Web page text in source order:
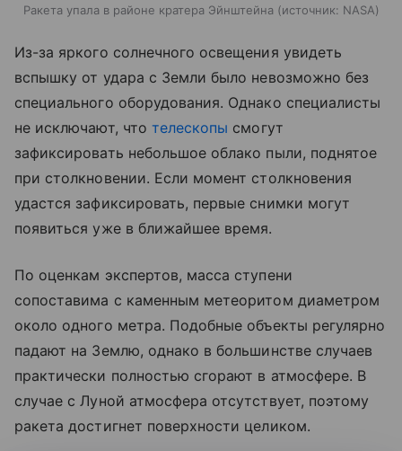
Ракета упала в районе кратера Эйнштейна источник: NASA
Из-за яркого солнечного освещения увидеть
вспышку от удара с Земли было невозможно без
специального оборудования. Однако специалисты
не исключают, что телескопы смогут
зафиксировать небольшое облако пыли, поднятое
при столкновении. Если момент столкновения
удастся зафиксировать, первые снимки могут
появиться уже в ближайшее время.
По оценкам экспертов, масса ступени
сопоставима с каменным метеоритом диаметром
около одного метра. Подобные объекты регулярно
падают на Землю, однако в большинстве случаев
практически полностью сгорают в атмосфере. В
случае с Луной атмосфера отсутствует, поэтому
ракета достигнет поверхности целиком.